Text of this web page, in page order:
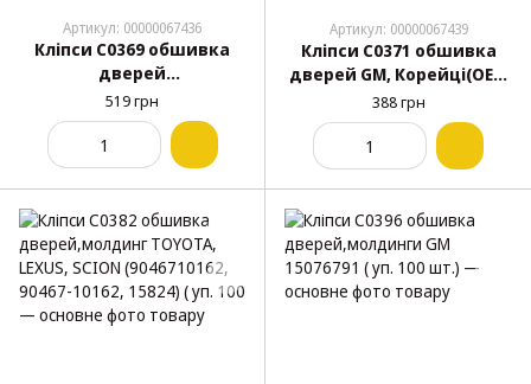
Артикул: 00000067436
Кліпси C0369 обшивка
дверей
MITSUBISHI,RENAULT,KIA,
HYUNDAI,DACIA,CHRYSLER
(OEM MB567499,) ( уп.100ш
519 грн
Артикул: 00000067439
Кліпси C0371 обшивка
дверей GM, Корейці(ОЕМ
6777113020,6777112050,950
08221,30006620,94530670)
388 грн